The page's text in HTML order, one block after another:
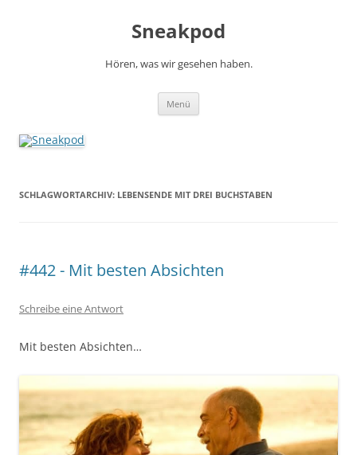
Sneakpod
Hören, was wir gesehen haben.
Menü
SCHLAGWORTARCHIV: LEBENSENDE MIT DREI BUCHSTABEN
#442 - Mit besten Absichten
Schreibe eine Antwort
Mit besten Absichten…